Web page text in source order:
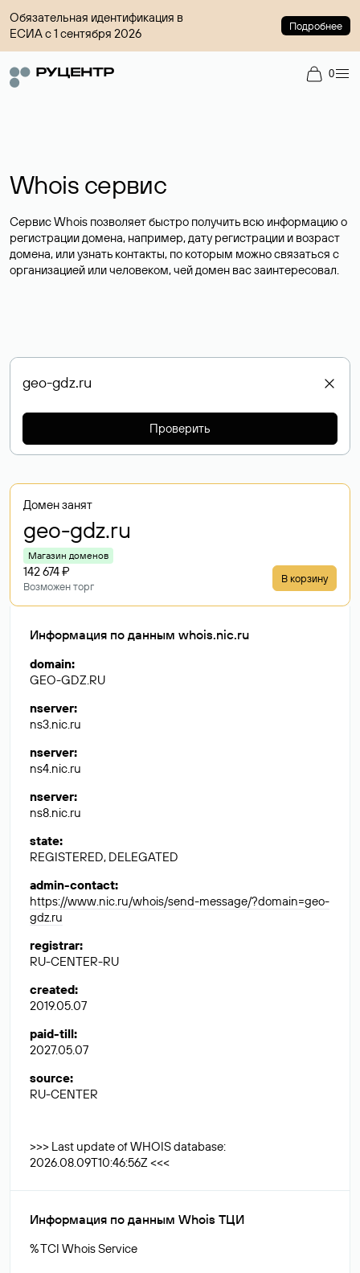
Обязательная идентификация в
ЕСИА с 1 сентября 2026
Подробнее
0
Whois сервис
Сервис Whois позволяет быстро получить всю информацию о
регистрации домена, например, дату регистрации и возраст
домена, или узнать контакты, по которым можно связаться с
организацией или человеком, чей домен вас заинтересовал.
Проверить
Домен занят
geo-gdz.ru
Магазин доменов
142 674 ₽
Возможен торг
В корзину
Информация по данным whois.nic.ru
domain:
GEO-GDZ.RU
nserver:
ns3.nic.ru
nserver:
ns4.nic.ru
nserver:
ns8.nic.ru
state:
REGISTERED, DELEGATED
admin-contact:
https://www.nic.ru/whois/send-message/?domain=geo-
gdz.ru
registrar:
RU-CENTER-RU
created:
2019.05.07
paid-till:
2027.05.07
source:
RU-CENTER
>>> Last update of WHOIS database:
2026.08.09T10:46:56Z <<<
Информация по данным Whois ТЦИ
% TCI Whois Service